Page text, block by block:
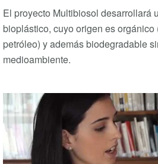
El proyecto Multibiosol desarrollará
bioplástico, cuyo origen es orgánico
petróleo) y además biodegradable
medioambiente.